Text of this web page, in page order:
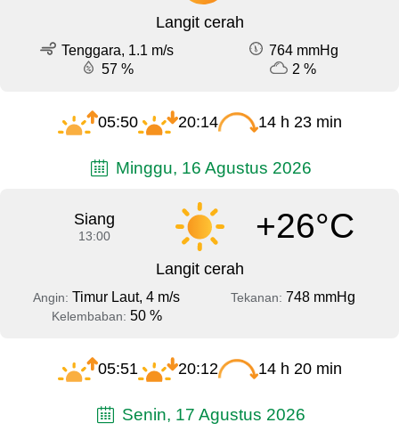
Langit cerah
Tenggara, 1.1 m/s
764 mmHg
57 %
2 %
05:50 20:14 14 h 23 min
Minggu, 16 Agustus 2026
Siang
13:00 +26°C
Langit cerah
Angin: Timur Laut, 4 m/s Tekanan: 748 mmHg
Kelembaban: 50 %
05:51 20:12 14 h 20 min
Senin, 17 Agustus 2026